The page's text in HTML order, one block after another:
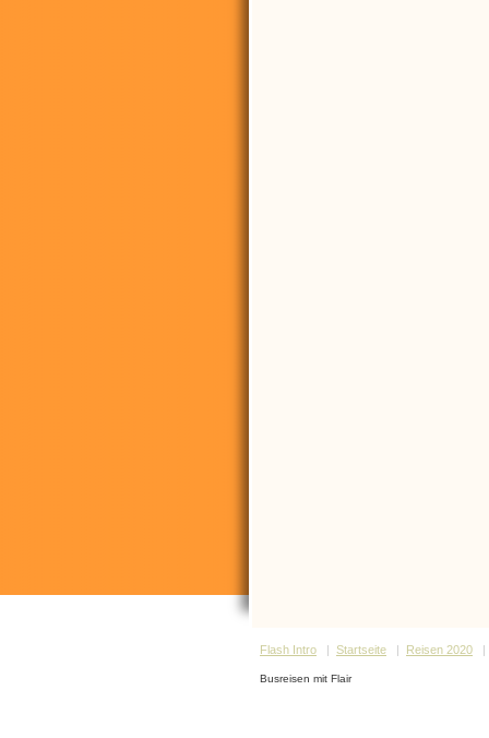
Flash Intro | Startseite | Reisen 2020
Busreisen mit Flair